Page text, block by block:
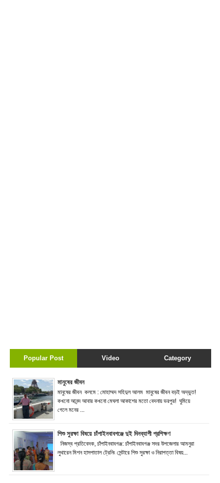
Popular Post Video Category
মানুষের জীবন
মানুষের জীবন কলমে : মোহাম্মদ সহিদুল আলম মানুষের জীবন বড়ই অদ্ভুত!
কখনো আনন্দ আবার কখনো মেঘলা আকাশের মতো বেদনায় ভরপুর! ঘুমিয়ে
গেলে মনের ...
শিশু সুরক্ষা বিষয়ে চাঁপাইনবাবগঞ্জে দুই দিনব্যাপী প্রশিক্ষণ
নিজস্ব প্রতিবেদক, চাঁপাইনবাবগঞ্জ: চাঁপাইনবাবগঞ্জ সদর উপজেলার আমনুরা
লুথারেন মিশন হাসপাতাল ট্রেনিং সেন্টারে শিশু সুরক্ষা ও নিরাপত্তা বিষয়...